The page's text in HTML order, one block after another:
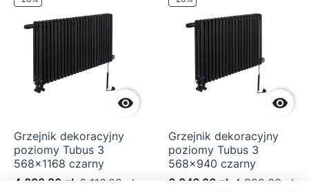

Grzejnik dekoracyjny
poziomy Tubus 3
568x1168 czarny
4 892,80 zł 6 116,00 zł

Grzejnik dekoracyjny
poziomy Tubus 3
568x940 czarny
3 943,20 zł 4 929,00 zł